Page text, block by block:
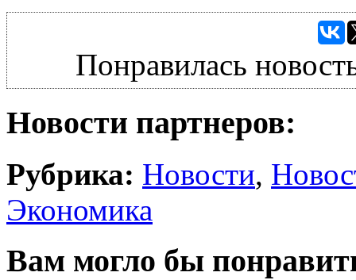
Понравилась
Новости партнеров:
Рубрика: Новости,
Экономика
Вам могло бы